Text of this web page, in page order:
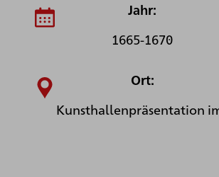
Jahr:
1665-1670
Ort:
Kunsthallenpräsentation